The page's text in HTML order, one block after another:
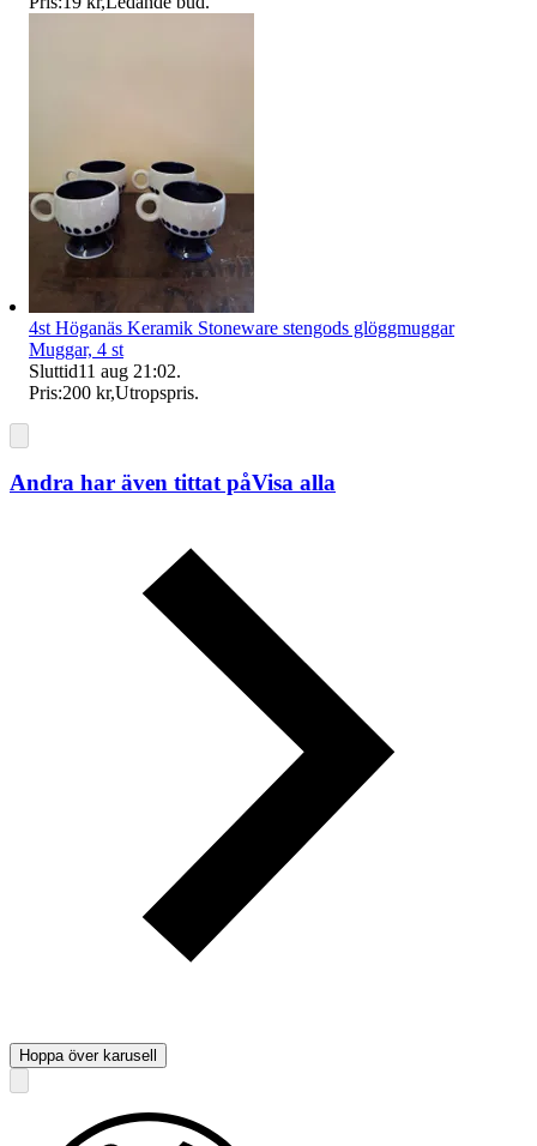
4st Höganäs Keramik Stoneware stengods glöggmuggar
Muggar, 4 st
Sluttid11 aug 21:02.
Pris:200 kr,Utropspris.
Andra har även tittat påVisa alla
Hoppa över karusell